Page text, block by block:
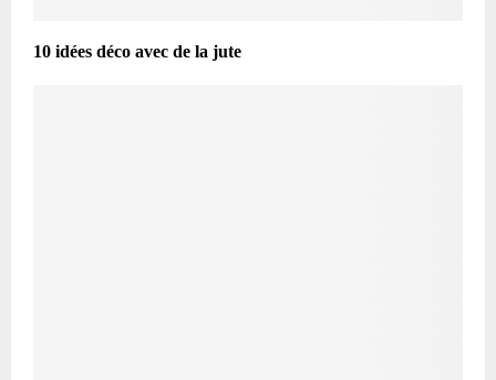
10 idées déco avec de la jute